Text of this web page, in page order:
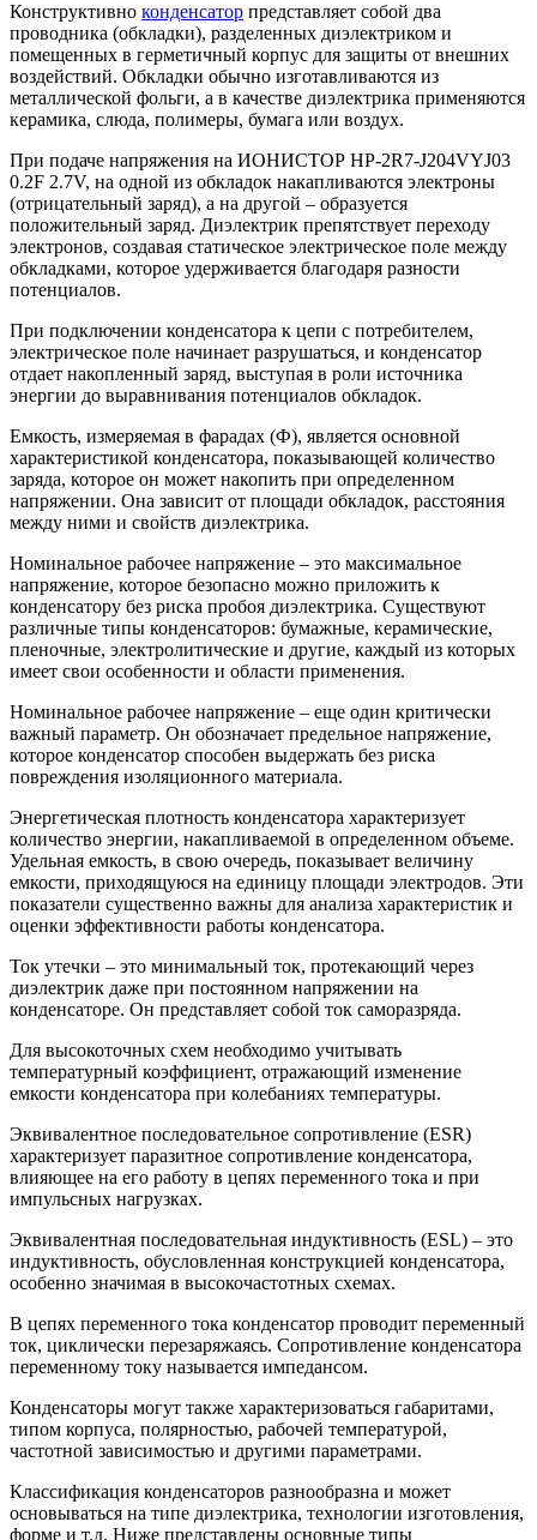
Конструктивно конденсатор представляет собой два
проводника (обкладки), разделенных диэлектриком и
помещенных в герметичный корпус для защиты от внешних
воздействий. Обкладки обычно изготавливаются из
металлической фольги, а в качестве диэлектрика применяются
керамика, слюда, полимеры, бумага или воздух.
При подаче напряжения на ИОНИСТОР HP-2R7-J204VYJ03
0.2F 2.7V, на одной из обкладок накапливаются электроны
(отрицательный заряд), а на другой – образуется
положительный заряд. Диэлектрик препятствует переходу
электронов, создавая статическое электрическое поле между
обкладками, которое удерживается благодаря разности
потенциалов.
При подключении конденсатора к цепи с потребителем,
электрическое поле начинает разрушаться, и конденсатор
отдает накопленный заряд, выступая в роли источника
энергии до выравнивания потенциалов обкладок.
Емкость, измеряемая в фарадах (Ф), является основной
характеристикой конденсатора, показывающей количество
заряда, которое он может накопить при определенном
напряжении. Она зависит от площади обкладок, расстояния
между ними и свойств диэлектрика.
Номинальное рабочее напряжение – это максимальное
напряжение, которое безопасно можно приложить к
конденсатору без риска пробоя диэлектрика. Существуют
различные типы конденсаторов: бумажные, керамические,
пленочные, электролитические и другие, каждый из которых
имеет свои особенности и области применения.
Номинальное рабочее напряжение – еще один критически
важный параметр. Он обозначает предельное напряжение,
которое конденсатор способен выдержать без риска
повреждения изоляционного материала.
Энергетическая плотность конденсатора характеризует
количество энергии, накапливаемой в определенном объеме.
Удельная емкость, в свою очередь, показывает величину
емкости, приходящуюся на единицу площади электродов. Эти
показатели существенно важны для анализа характеристик и
оценки эффективности работы конденсатора.
Ток утечки – это минимальный ток, протекающий через
диэлектрик даже при постоянном напряжении на
конденсаторе. Он представляет собой ток саморазряда.
Для высокоточных схем необходимо учитывать
температурный коэффициент, отражающий изменение
емкости конденсатора при колебаниях температуры.
Эквивалентное последовательное сопротивление (ESR)
характеризует паразитное сопротивление конденсатора,
влияющее на его работу в цепях переменного тока и при
импульсных нагрузках.
Эквивалентная последовательная индуктивность (ESL) – это
индуктивность, обусловленная конструкцией конденсатора,
особенно значимая в высокочастотных схемах.
В цепях переменного тока конденсатор проводит переменный
ток, циклически перезаряжаясь. Сопротивление конденсатора
переменному току называется импедансом.
Конденсаторы могут также характеризоваться габаритами,
типом корпуса, полярностью, рабочей температурой,
частотной зависимостью и другими параметрами.
Классификация конденсаторов разнообразна и может
основываться на типе диэлектрика, технологии изготовления,
форме и т.д. Ниже представлены основные типы